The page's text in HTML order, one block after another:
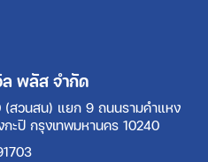
พลัส จำกัด
สวนสน) แยก 9 ถนนรามคำแหง
กะปิ กรุงเทพมหานคร 10240